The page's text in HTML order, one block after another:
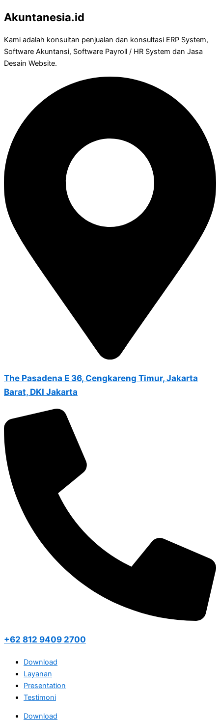
Akuntanesia.id
Kami adalah konsultan penjualan dan konsultasi ERP System,
Software Akuntansi, Software Payroll / HR System dan Jasa
Desain Website.
The Pasadena E 36, Cengkareng Timur, Jakarta
Barat, DKI Jakarta
+62 812 9409 2700
Download
Layanan
Presentation
Testimoni
Download